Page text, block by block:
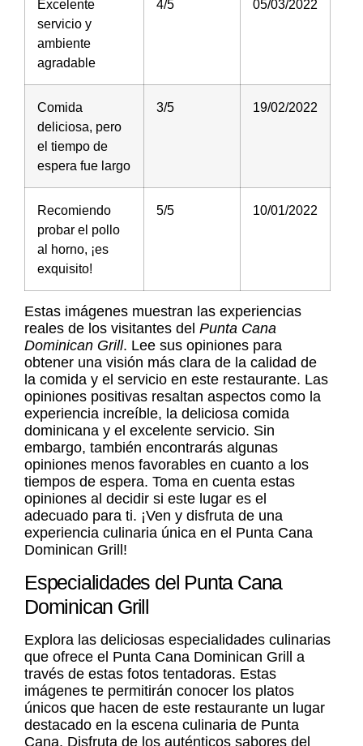
Excelente
servicio y
ambiente
agradable
4/5 05/03/2022
Comida
deliciosa, pero
el tiempo de
espera fue largo
3/5 19/02/2022
Recomiendo
probar el pollo
al horno, ¡es
exquisito!
5/5 10/01/2022
Estas imágenes muestran las experiencias
reales de los visitantes del Punta Cana
Dominican Grill. Lee sus opiniones para
obtener una visión más clara de la calidad de
la comida y el servicio en este restaurante. Las
opiniones positivas resaltan aspectos como la
experiencia increíble, la deliciosa comida
dominicana y el excelente servicio. Sin
embargo, también encontrarás algunas
opiniones menos favorables en cuanto a los
tiempos de espera. Toma en cuenta estas
opiniones al decidir si este lugar es el
adecuado para ti. ¡Ven y disfruta de una
experiencia culinaria única en el Punta Cana
Dominican Grill!
Especialidades del Punta Cana
Dominican Grill
Explora las deliciosas especialidades culinarias
que ofrece el Punta Cana Dominican Grill a
través de estas fotos tentadoras. Estas
imágenes te permitirán conocer los platos
únicos que hacen de este restaurante un lugar
destacado en la escena culinaria de Punta
Cana. Disfruta de los auténticos sabores del